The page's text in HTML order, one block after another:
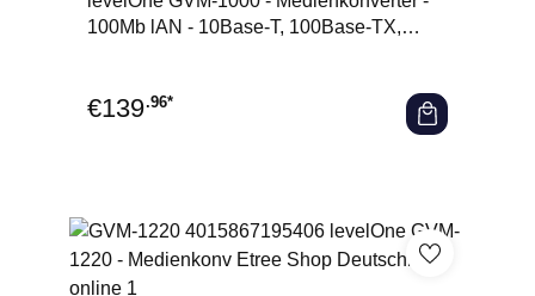
100Mb lAN - 10Base-T, 100Base-TX,
€139.96*